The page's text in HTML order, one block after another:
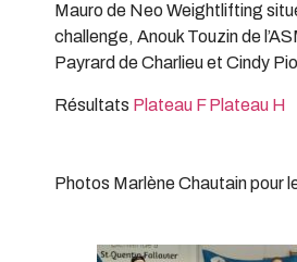
Mauro de Neo Weightlifting
challenge, Anouk Touzin de
Payrard de Charlieu et Cindy
Résultats Plateau F Plateau H
Photos Marlène Chautain pour